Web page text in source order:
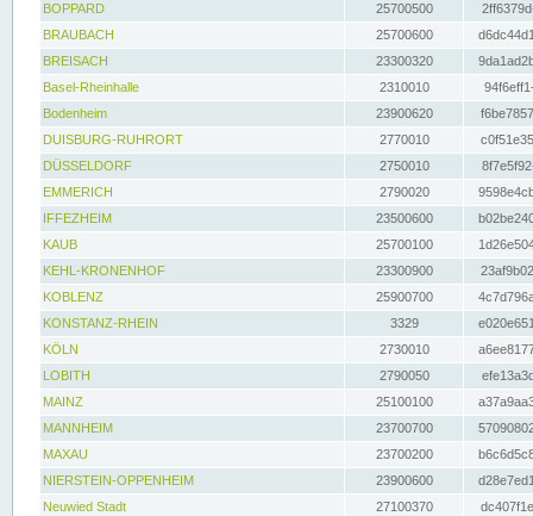
BOPPARD
25700500
BRAUBACH
25700600
BREISACH
23300320
Basel-Rheinhalle
2310010
Bodenheim
23900620
DUISBURG-RUHRORT
2770010
DÜSSELDORF
2750010
EMMERICH
2790020
IFFEZHEIM
23500600
KAUB
25700100
KEHL-KRONENHOF
23300900
KOBLENZ
25900700
KONSTANZ-RHEIN
3329
KÖLN
2730010
LOBITH
2790050
MAINZ
25100100
MANNHEIM
23700700
MAXAU
23700200
NIERSTEIN-OPPENHEIM
23900600
Neuwied Stadt
27100370